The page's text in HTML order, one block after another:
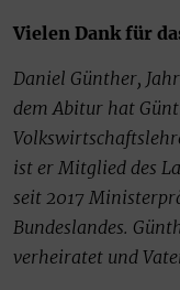
Vielen Dank für
Daniel Günther,
dem Abitur hat
ist er Mitglied des
seit 2017
Bundeslandes.
verheiratet und